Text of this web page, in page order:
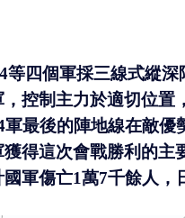
等四個軍採三線式縱
控制主力於適切位置
軍最後的陣地線在敵優
得這次會戰勝利的主
軍傷亡1萬7千餘人，